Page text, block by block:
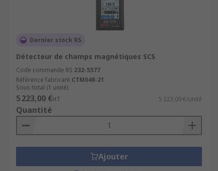
Dernier stock RS
Détecteur de champs magnétiques SCS
Code commande RS 232-5577
Référence fabricant CTM048-21
Sous-total (1 unité)
5 223,00 €HT 5 223,00 €/unité
Quantité
Ajouter